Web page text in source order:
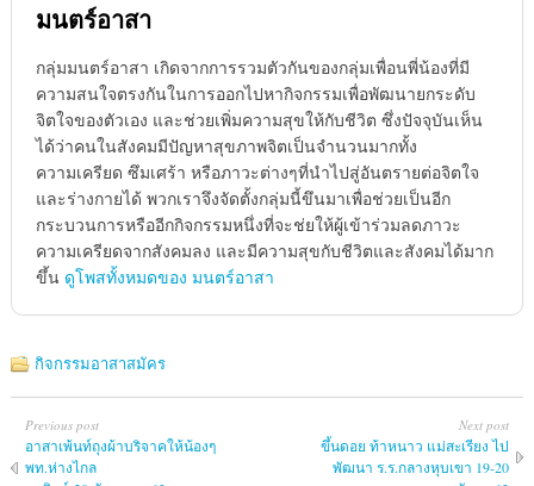
มนตร์อาสา
กลุ่มมนตร์อาสา เกิดจากการรวมตัวกันของกลุ่มเพื่อนพี่น้องที่มี
ความสนใจตรงกันในการออกไปหากิจกรรมเพื่อพัฒนายกระดับ
จิตใจของตัวเอง และช่วยเพิ่มความสุขให้กับชีวิต ซึ่งปัจจุบันเห็น
ได้ว่าคนในสังคมมีปัญหาสุขภาพจิตเป็นจำนวนมากทั้ง
ความเครียด ซึมเศร้า หรือภาวะต่างๆที่นำไปสู่อันตรายต่อจิตใจ
และร่างกายได้ พวกเราจึงจัดตั้งกลุ่มนี้ขึนมาเพื่อช่วยเป็นอีก
กระบวนการหรืออีกกิจกรรมหนึ่งที่จะช่ยให้ผู้เข้าร่วมลดภาวะ
ความเครียดจากสังคมลง และมีความสุขกับชีวิตและสังคมได้มาก
ขึ้น ดูโพสทั้งหมดของ มนตร์อาสา
กิจกรรมอาสาสมัคร
Previous post
อาสาเพ้นท์ถุงผ้าบริจาคให้น้องๆ
พท.ห่างไกล
Next post
ขึ้นดอย ท้าหนาว แม่สะเรียง ไป
พัฒนา ร.ร.กลางหุบเขา 19-20